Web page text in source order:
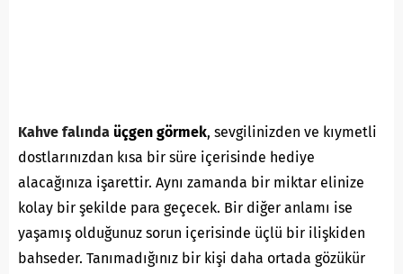
Kahve falında üçgen görmek, sevgilinizden ve kıymetli
dostlarınızdan kısa bir süre içerisinde hediye
alacağınıza işarettir. Aynı zamanda bir miktar elinize
kolay bir şekilde para geçecek. Bir diğer anlamı ise
yaşamış olduğunuz sorun içerisinde üçlü bir ilişkiden
bahseder. Tanımadığınız bir kişi daha ortada gözükür